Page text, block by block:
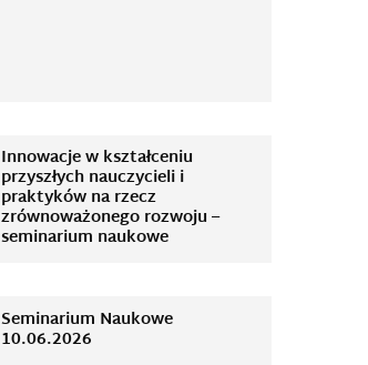
Innowacje w kształceniu
przyszłych nauczycieli i
praktyków na rzecz
zrównoważonego rozwoju –
seminarium naukowe
Seminarium Naukowe
10.06.2026